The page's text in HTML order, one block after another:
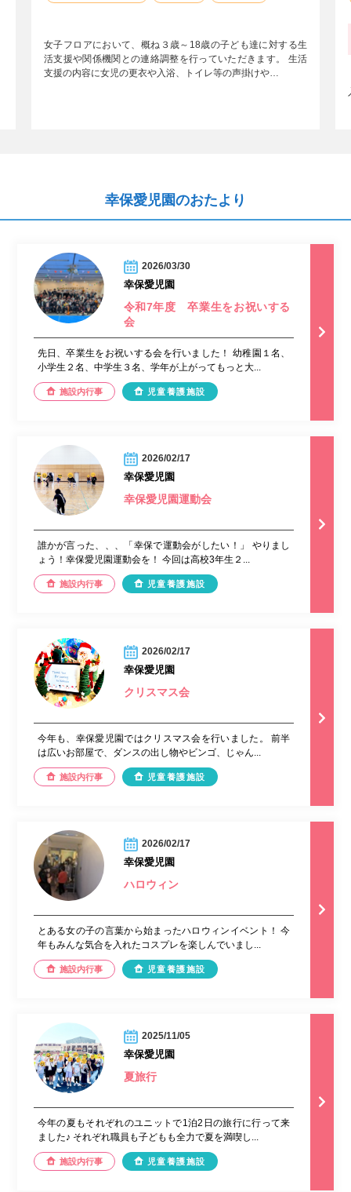
女子フロアにおいて、概ね３歳～18歳の子ども達に対する生
活支援や関係機関との連絡調整を行っていただきます。 生活
支援の内容に女児の更衣や入浴、トイレ等の声掛けや…
幸保愛児園のおたより
2026/03/30
幸保愛児園
令和7年度 卒業生をお祝いする
会
先日、卒業生をお祝いする会を行いました！ 幼稚園１名、
小学生２名、中学生３名、学年が上がってもっと大...
施設内行事 児童養護施設
2026/02/17
幸保愛児園
幸保愛児園運動会
誰かが言った、、、「幸保で運動会がしたい！」 やりまし
ょう！幸保愛児園運動会を！ 今回は高校3年生２...
施設内行事 児童養護施設
2026/02/17
幸保愛児園
クリスマス会
今年も、幸保愛児園ではクリスマス会を行いました。 前半
は広いお部屋で、ダンスの出し物やビンゴ、じゃん...
施設内行事 児童養護施設
2026/02/17
幸保愛児園
ハロウィン
とある女の子の言葉から始まったハロウィンイベント！ 今
年もみんな気合を入れたコスプレを楽しんでいまし...
施設内行事 児童養護施設
2025/11/05
幸保愛児園
夏旅行
今年の夏もそれぞれのユニットで1泊2日の旅行に行って来
ました♪ それぞれ職員も子どもも全力で夏を満喫し...
施設内行事 児童養護施設